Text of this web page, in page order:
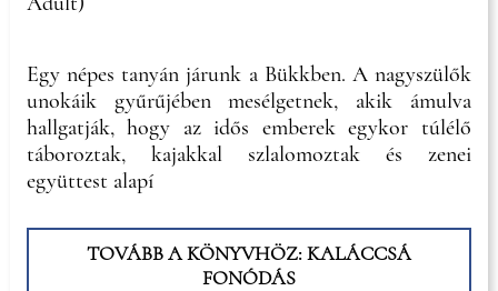
Egy népes tanyán járunk a Bükkben. A nagyszülők
unokáik gyűrűjében mesélgetnek, akik ámulva
hallgatják, hogy az idős emberek egykor túlélő
táboroztak, kajakkal szlalomoztak és zenei
együttest alapí
TOVÁBB A KÖNYVHÖZ: KALÁCCSÁ
FONÓDÁS